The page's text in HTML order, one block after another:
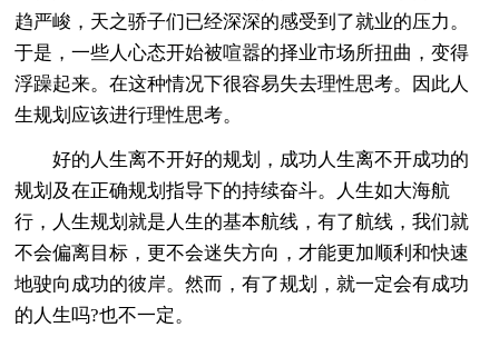
趋严峻，天之骄子们已经深深的感受到了就业的压力。
于是，一些人心态开始被喧嚣的择业市场所扭曲，变得
浮躁起来。在这种情况下很容易失去理性思考。因此人
生规划应该进行理性思考。
好的人生离不开好的规划，成功人生离不开成功的
规划及在正确规划指导下的持续奋斗。人生如大海航
行，人生规划就是人生的基本航线，有了航线，我们就
不会偏离目标，更不会迷失方向，才能更加顺利和快速
地驶向成功的彼岸。然而，有了规划，就一定会有成功
的人生吗?也不一定。